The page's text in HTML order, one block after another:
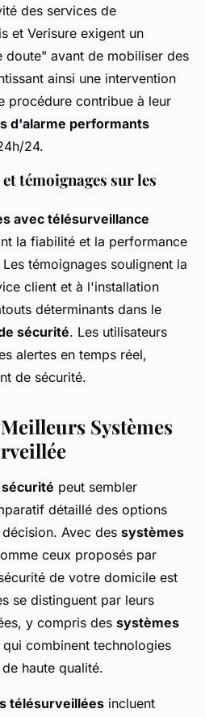
des services de
et Verisure exigent un
doute" avant de mobiliser des
ainsi une intervention
procédure contribue à leur
d'alarme performants
24.
témoignages sur les
avec télésurveillance
la fiabilité et la performance
témoignages soulignent la
client et à l'installation
déterminants dans le
sécurité. Les utilisateurs
alertes en temps réel,
de sécurité.
Systèmes
peut sembler
détaillé des options
Avec des systèmes
ceux proposés par
de votre domicile est
se distinguent par leurs
y compris des systèmes
qui combinent technologies
haute qualité.
télésurveillées incluent